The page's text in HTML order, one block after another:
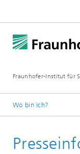
Fraunhofer-Institut für
Wo bin ich?
Presse |